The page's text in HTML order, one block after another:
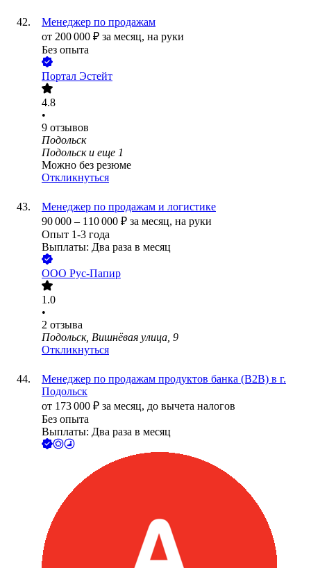
Менеджер по продажам
от 200 000 ₽ за месяц, на руки
Без опыта
Портал Эстейт
4.8
•
9 отзывов
Подольск
Подольск и еще 1
Можно без резюме
Откликнуться
Менеджер по продажам и логистике
90 000 – 110 000 ₽ за месяц, на руки
Опыт 1-3 года
Выплаты: Два раза в месяц
ООО Рус-Папир
1.0
•
2 отзыва
Подольск, Вишнёвая улица, 9
Откликнуться
Менеджер по продажам продуктов банка (B2B) в г.
Подольск
от 173 000 ₽ за месяц, до вычета налогов
Без опыта
Выплаты: Два раза в месяц